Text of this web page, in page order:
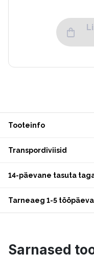
Tooteinfo
Transpordiviisid
14-päevane tasuta
Tarneaeg 1-5 tööpäeva
Sarnased